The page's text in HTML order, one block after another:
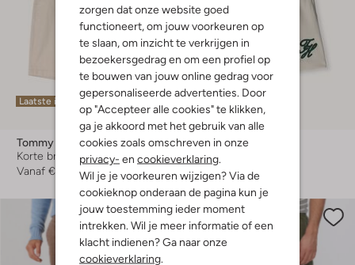
zorgen dat onze website goed
functioneert, om jouw voorkeuren op
te slaan, om inzicht te verkrijgen in
bezoekersgedrag en om een profiel op
te bouwen van jouw online gedrag voor
gepersonaliseerde advertenties. Door
op "Accepteer alle cookies" te klikken,
ga je akkoord met het gebruik van alle
cookies zoals omschreven in onze
privacy- en cookieverklaring
Wil je je voorkeuren wijzigen? Via de
cookieknop onderaan de pagina kun je
jouw toestemming ieder moment
intrekken. Wil je meer informatie of een
klacht indienen? Ga naar onze
cookieverklaring
Laatste items
Tommy Hilfiger
Korte broek
Vanaf € 49,99
Tommy Hilfiger
Korte broek
€ 69,99 € 55,99